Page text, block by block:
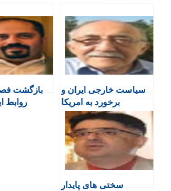
g
r
m
t
a
r
i
n
s
A
p
p
F
r
i
e
n
سیاست خارجی ایران و
برخورد به امریکا
بازگشت
روابط
سختی های پایدار